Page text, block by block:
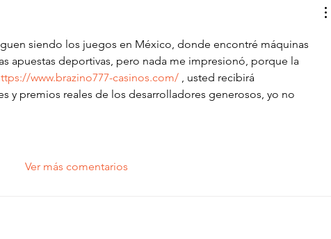
siendo los juegos en México, donde encontré máquinas
apuestas deportivas, pero nada me impresionó, porque la
www.brazino777-casinos.com/ , usted recibirá
y premios reales de los desarrolladores generosos, yo no
Ver más comentarios